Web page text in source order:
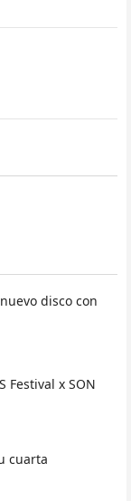
disco con
Festival x SON
cuarta